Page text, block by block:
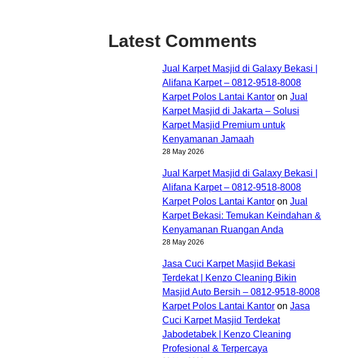
Latest Comments
Jual Karpet Masjid di Galaxy Bekasi |
Alifana Karpet – 0812-9518-8008
Karpet Polos Lantai Kantor on Jual
Karpet Masjid di Jakarta – Solusi
Karpet Masjid Premium untuk
Kenyamanan Jamaah
28 May 2026
Jual Karpet Masjid di Galaxy Bekasi |
Alifana Karpet – 0812-9518-8008
Karpet Polos Lantai Kantor on Jual
Karpet Bekasi: Temukan Keindahan &
Kenyamanan Ruangan Anda
28 May 2026
Jasa Cuci Karpet Masjid Bekasi
Terdekat | Kenzo Cleaning Bikin
Masjid Auto Bersih – 0812-9518-8008
Karpet Polos Lantai Kantor on Jasa
Cuci Karpet Masjid Terdekat
Jabodetabek | Kenzo Cleaning
Profesional & Terpercaya